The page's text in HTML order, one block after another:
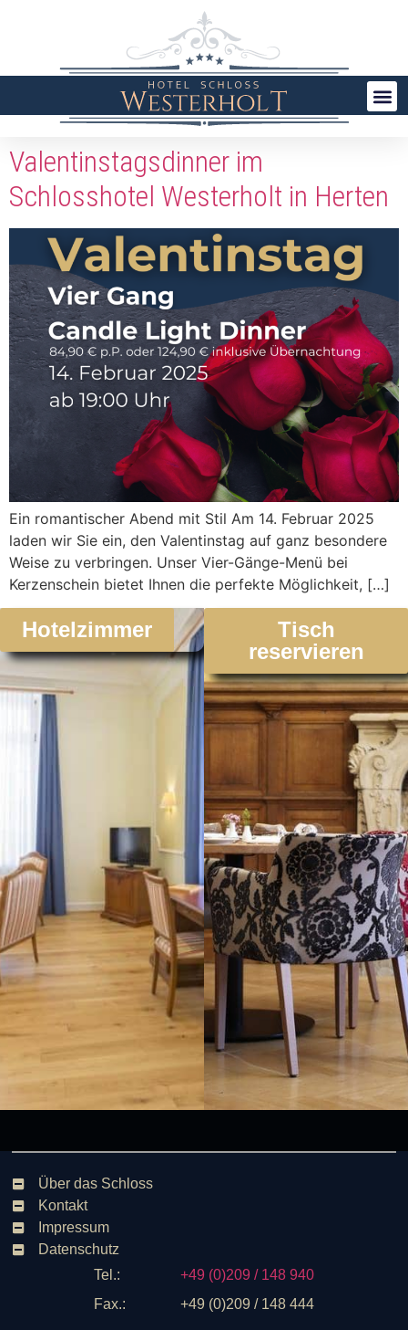
Valentinstagsdinner im
Schlosshotel Westerholt in Herten
Ein romantischer Abend mit Stil Am 14. Februar 2025
laden wir Sie ein, den Valentinstag auf ganz besondere
Weise zu verbringen. Unser Vier-Gänge-Menü bei
Kerzenschein bietet Ihnen die perfekte Möglichkeit, […]
Hotelzimmer
Tisch
reservieren
Über das Schloss
Kontakt
Impressum
Datenschutz
Tel.:
+49 (0)209 / 148 940
Fax.:
+49 (0)209 / 148 444